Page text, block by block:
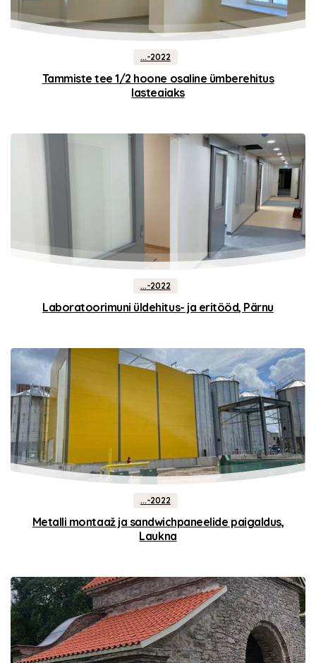
...-2022
Tammiste tee 1/2 hoone osaline ümberehitus
lasteaiaks
...-2022
Laboratoorimuni üldehitus- ja eritööd, Pärnu
...-2022
Metalli montaaž ja sandwichpaneelide paigaldus,
Laukna